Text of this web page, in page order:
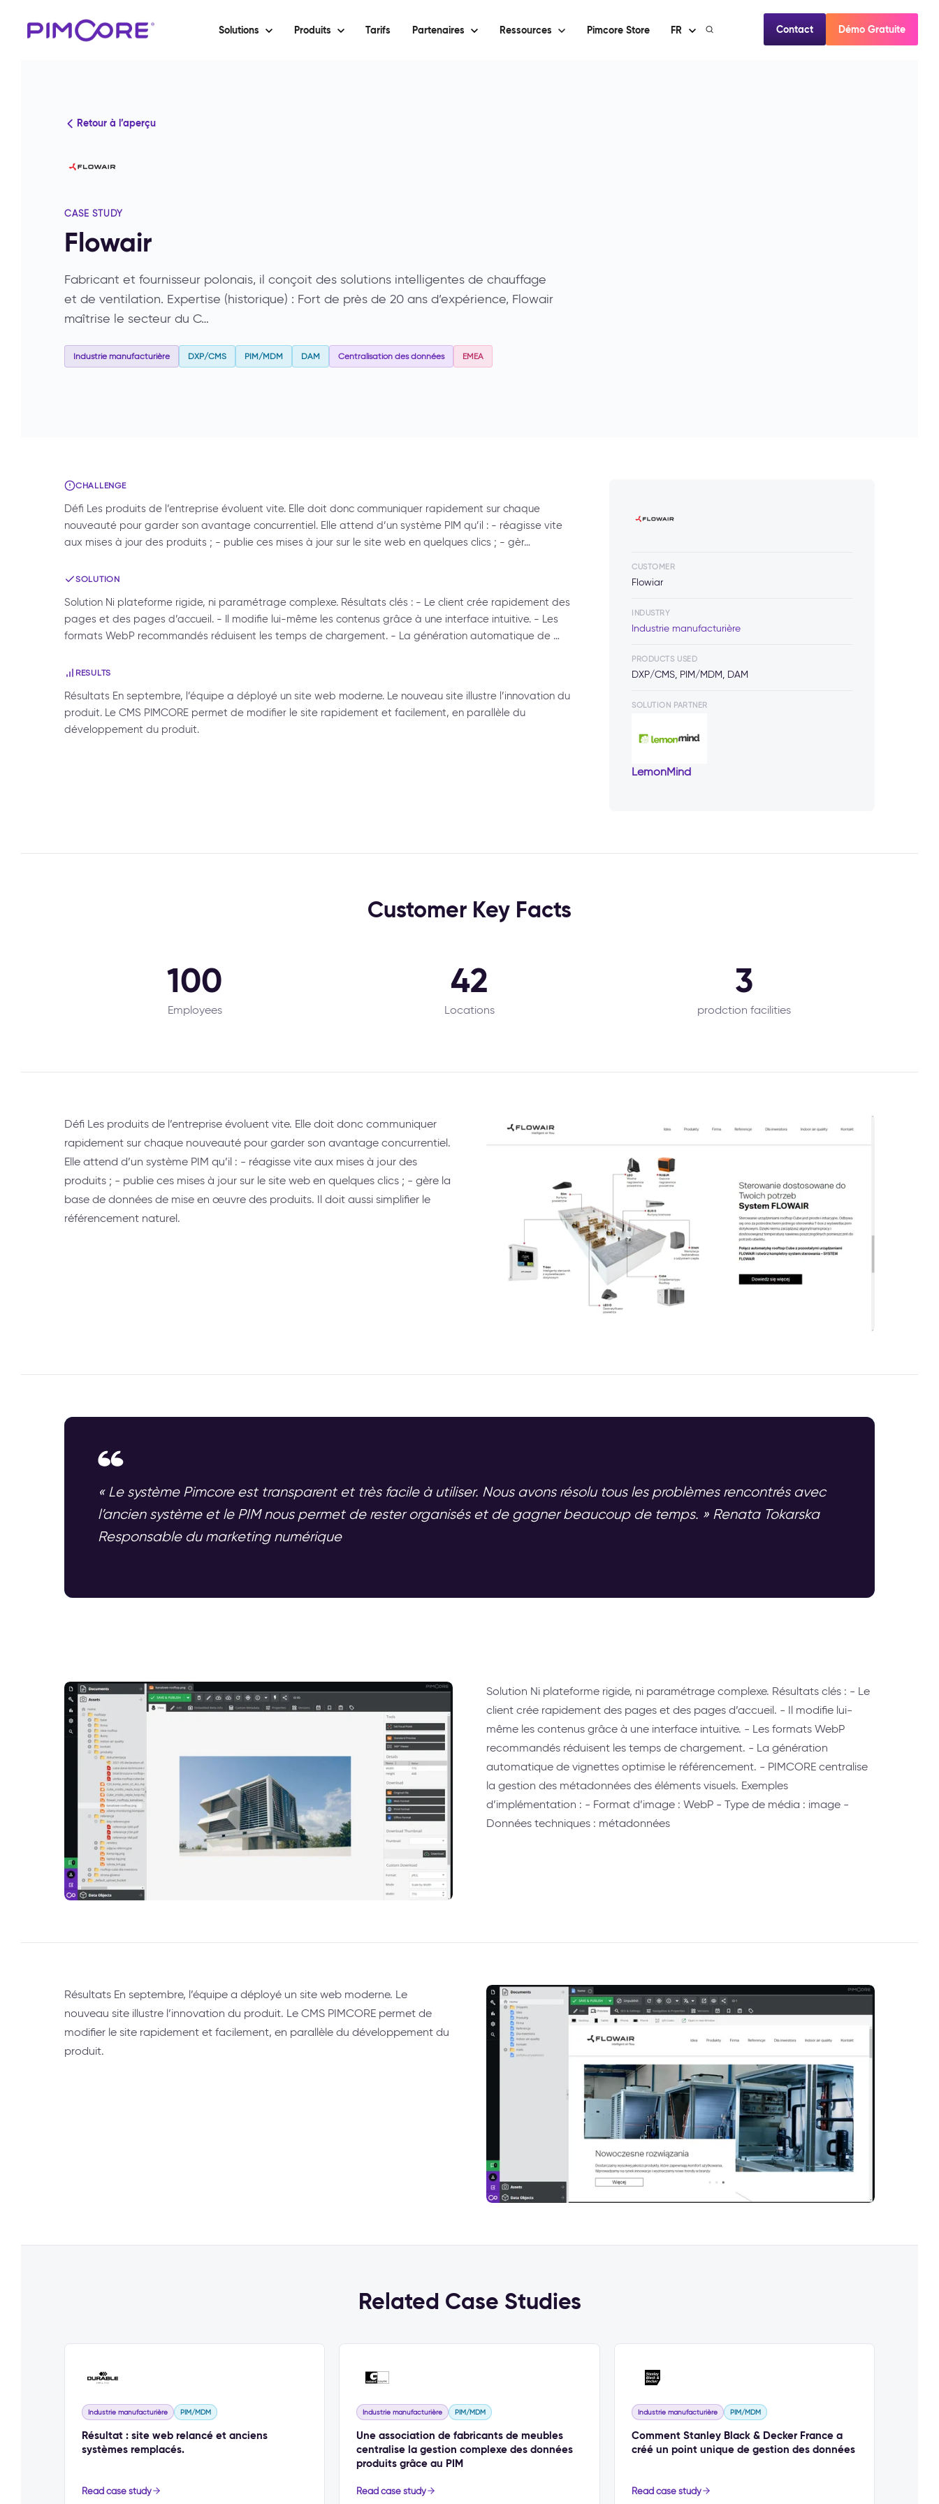
Solutions Produits Tarifs Partenaires Ressources Pimcore Store FR Contact Démo Gratuite
Retour à l’aperçu
CASE STUDY
Flowair
Fabricant et fournisseur polonais, il conçoit des solutions intelligentes de chauffage
et de ventilation. Expertise (historique) : Fort de près de 20 ans d’expérience, Flowair
maîtrise le secteur du C…
Industrie manufacturière DXP/CMS PIM/MDM DAM Centralisation des données EMEA
CHALLENGE
Défi Les produits de l’entreprise évoluent vite. Elle doit donc communiquer rapidement sur chaque
nouveauté pour garder son avantage concurrentiel. Elle attend d’un système PIM qu’il : - réagisse vite
aux mises à jour des produits ; - publie ces mises à jour sur le site web en quelques clics ; - gèr…
SOLUTION
Solution Ni plateforme rigide, ni paramétrage complexe. Résultats clés : - Le client crée rapidement des
pages et des pages d’accueil. - Il modifie lui-même les contenus grâce à une interface intuitive. - Les
formats WebP recommandés réduisent les temps de chargement. - La génération automatique de …
RESULTS
Résultats En septembre, l’équipe a déployé un site web moderne. Le nouveau site illustre l’innovation du
produit. Le CMS PIMCORE permet de modifier le site rapidement et facilement, en parallèle du
développement du produit.
CUSTOMER
Flowiar
INDUSTRY
Industrie manufacturière
PRODUCTS USED
DXP/CMS, PIM/MDM, DAM
SOLUTION PARTNER
LemonMind
Customer Key Facts
100
Employees
42
Locations
3
prodction facilities
Défi Les produits de l’entreprise évoluent vite. Elle doit donc communiquer
rapidement sur chaque nouveauté pour garder son avantage concurrentiel.
Elle attend d’un système PIM qu’il : - réagisse vite aux mises à jour des
produits ; - publie ces mises à jour sur le site web en quelques clics ; - gère la
base de données de mise en œuvre des produits. Il doit aussi simplifier le
référencement naturel.
« Le système Pimcore est transparent et très facile à utiliser. Nous avons résolu tous les problèmes rencontrés avec
l’ancien système et le PIM nous permet de rester organisés et de gagner beaucoup de temps. » Renata Tokarska
Responsable du marketing numérique
Solution Ni plateforme rigide, ni paramétrage complexe. Résultats clés : - Le
client crée rapidement des pages et des pages d’accueil. - Il modifie lui-
même les contenus grâce à une interface intuitive. - Les formats WebP
recommandés réduisent les temps de chargement. - La génération
automatique de vignettes optimise le référencement. - PIMCORE centralise
la gestion des métadonnées des éléments visuels. Exemples
d’implémentation : - Format d’image : WebP - Type de média : image -
Données techniques : métadonnées
Résultats En septembre, l’équipe a déployé un site web moderne. Le
nouveau site illustre l’innovation du produit. Le CMS PIMCORE permet de
modifier le site rapidement et facilement, en parallèle du développement du
produit.
Related Case Studies
Industrie manufacturière PIM/MDM
Résultat : site web relancé et anciens
systèmes remplacés.
Read case study
Industrie manufacturière PIM/MDM
Une association de fabricants de meubles
centralise la gestion complexe des données
produits grâce au PIM
Read case study
Industrie manufacturière PIM/MDM
Comment Stanley Black & Decker France a
créé un point unique de gestion des données
Read case study